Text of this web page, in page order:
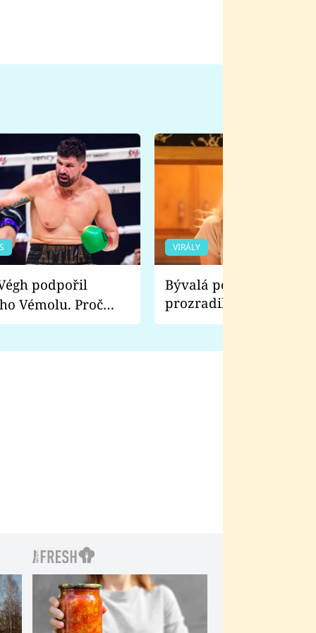
Vémolu. Proč
zápasit s ním než
VIRÁLY
Bývalá pornoherečka
prozradila, co ji
natáčení Euforie.